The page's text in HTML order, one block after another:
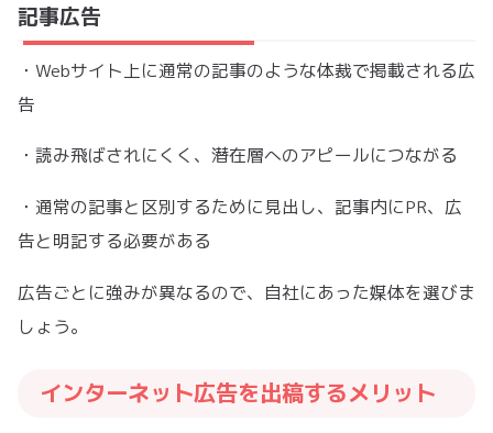
記事広告
・Webサイト上に通常の記事のような体裁で掲載される広
告
・読み飛ばされにくく、潜在層へのアピールにつながる
・通常の記事と区別するために見出し、記事内にPR、広
告と明記する必要がある
広告ごとに強みが異なるので、自社にあった媒体を選びま
しょう。
インターネット広告を出稿するメリット